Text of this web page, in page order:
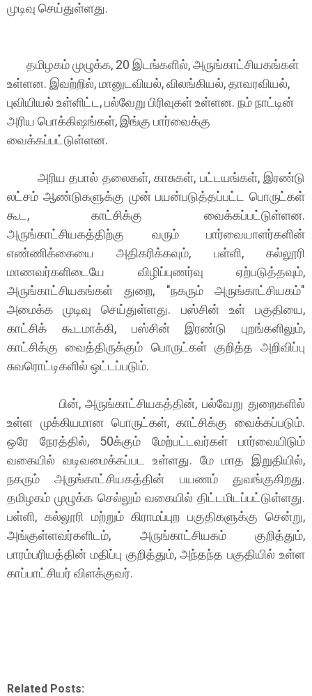
முடிவு செய்துள்ளது.
தமிழகம் முழுக்க, 20 இடங்களில், அருங்காட்சியகங்கள்
உள்ளன. இவற்றில், மானுடவியல், விலங்கியல், தாவரவியல்,
புவியியல் உள்ளிட்ட, பல்வேறு பிரிவுகள் உள்ளன. நம் நாட்டின்
அரிய பொக்கிஷங்கள், இங்கு பார்வைக்கு
வைக்கப்பட்டுள்ளன.
அரிய தபால் தலைகள், காசுகள், பட்டயங்கள், இரண்டு
லட்சம் ஆண்டுகளுக்கு முன் பயன்படுத்தப்பட்ட பொருட்கள்
கூட, காட்சிக்கு வைக்கப்பட்டுள்ளன.
அருங்காட்சியகத்திற்கு வரும் பார்வையாளர்களின்
எண்ணிக்கையை அதிகரிக்கவும், பள்ளி, கல்லூரி
மாணவர்களிடையே விழிப்புணர்வு ஏற்படுத்தவும்,
அருங்காட்சியகங்கள் துறை, "நகரும் அருங்காட்சியகம்"
அமைக்க முடிவு செய்துள்ளது. பஸ்சின் உள் பகுதியை,
காட்சிக் கூடமாக்கி, பஸ்சின் இரண்டு புறங்களிலும்,
காட்சிக்கு வைத்திருக்கும் பொருட்கள் குறித்த அறிவிப்பு
சுவரொட்டிகளில் ஒட்டப்படும்.
பின், அருங்காட்சியகத்தின், பல்வேறு துறைகளில்
உள்ள முக்கியமான பொருட்கள், காட்சிக்கு வைக்கப்படும்.
ஒரே நேரத்தில், 50க்கும் மேற்பட்டவர்கள் பார்வையிடும்
வகையில் வடிவமைக்கப்பட உள்ளது. மே மாத இறுதியில்,
நகரும் அருங்காட்சியகத்தின் பயணம் துவங்குகிறது.
தமிழகம் முழுக்க செல்லும் வகையில் திட்டமிடப்பட்டுள்ளது.
பள்ளி, கல்லூரி மற்றும் கிராமப்புற பகுதிகளுக்கு சென்று,
அங்குள்ளவர்களிடம், அருங்காட்சியகம் குறித்தும்,
பாரம்பரியத்தின் மதிப்பு குறித்தும், அந்தந்த பகுதியில் உள்ள
காப்பாட்சியர் விளக்குவர்.
Related Posts: